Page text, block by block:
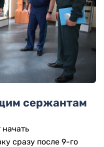
сержантам
сразу после 9-го